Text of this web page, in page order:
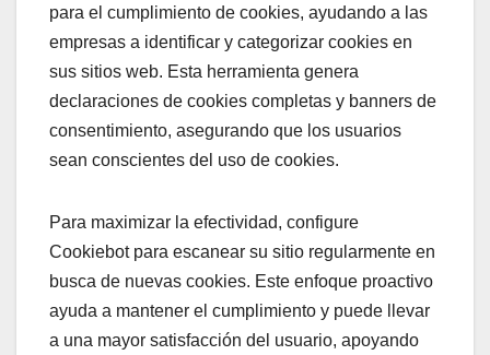
para el cumplimiento de cookies, ayudando a las
empresas a identificar y categorizar cookies en
sus sitios web. Esta herramienta genera
declaraciones de cookies completas y banners de
consentimiento, asegurando que los usuarios
sean conscientes del uso de cookies.
Para maximizar la efectividad, configure
Cookiebot para escanear su sitio regularmente en
busca de nuevas cookies. Este enfoque proactivo
ayuda a mantener el cumplimiento y puede llevar
a una mayor satisfacción del usuario, apoyando